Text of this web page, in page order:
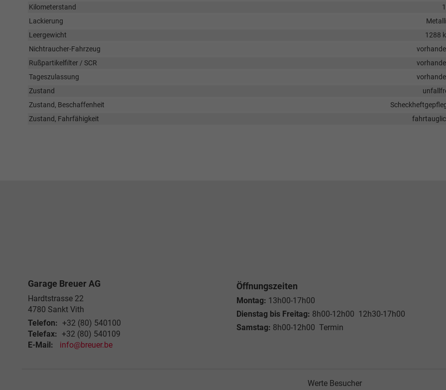
Kilometerstand
Lackierung
Leergewicht
1288
Nichtraucher-Fahrzeug
Rußpartikelfilter / SCR
Tageszulassung
Zustand
Zustand, Beschaffenheit
Zustand, Fahrfähigkeit
Garage Breuer AG
Hardtstrasse 22
4780 Sankt Vith
Telefon: +32 (80) 540100
Telefax: +32 (80) 540109
E-Mail:
info@breuer.be
Öffnungszeiten
Montag: 13h00-17h00
Dienstag bis Freitag: 8h00-12h00 12h30-17h00
Samstag: 8h00-12h00 Termin
Werte Besucher